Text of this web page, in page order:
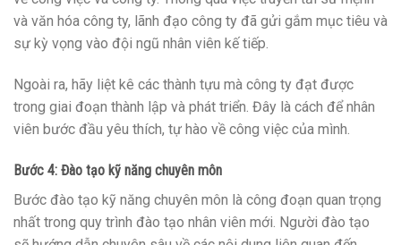
và văn hóa công ty, lãnh đạo công ty đã gửi gắm mục tiêu và
sự kỳ vọng vào đội ngũ nhân viên kế tiếp.
Ngoài ra, hãy liệt kê các thành tựu mà công ty đạt được
trong giai đoạn thành lập và phát triển. Đây là cách để nhân
viên bước đầu yêu thích, tự hào về công việc của mình.
Bước 4: Đào tạo kỹ năng chuyên môn
Bước đào tạo kỹ năng chuyên môn là công đoạn quan trọng
nhất trong quy trình đào tạo nhân viên mới. Người đào tạo